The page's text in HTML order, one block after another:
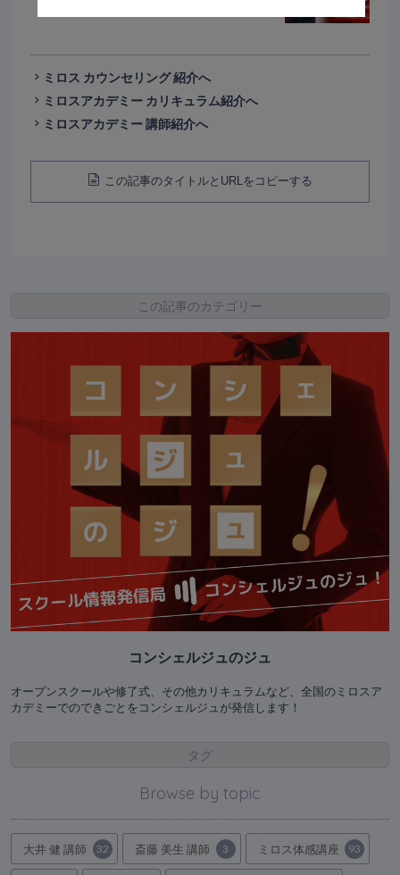
ミロス カウンセリング 紹介へ
ミロスアカデミー カリキュラム紹介へ
ミロスアカデミー 講師紹介へ
この記事のタイトルとURLをコピーする
この記事のカテゴリー
コンシェルジュのジュ
オープンスクールや修了式、その他カリキュラムなど、全国のミロスア
カデミーでのできごとをコンシェルジュが発信します！
タグ
Browse by topic
大井 健 講師 32 斎藤 美生 講師 3 ミロス体感講座 93